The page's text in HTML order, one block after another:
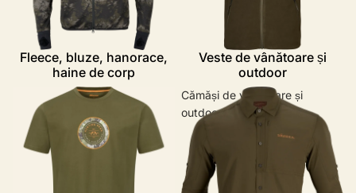
Fleece, bluze, hanorace,
haine de corp
Veste de vânătoare și
outdoor
Tricouri de vânătoare și
outdoor
Cămăși de vânătoare și
outdoor